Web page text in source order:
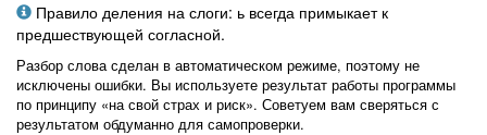
Правило деления на слоги: ь всегда примыкает к
предшествующей согласной.
Разбор слова сделан в автоматическом режиме, поэтому не
исключены ошибки. Вы используете результат работы программы
по принципу «на свой страх и риск». Советуем вам сверяться с
результатом обдуманно для самопроверки.